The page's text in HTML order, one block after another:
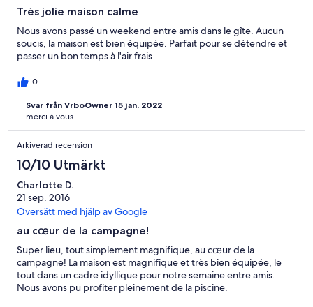
Très jolie maison calme
Nous avons passé un weekend entre amis dans le gîte. Aucun
soucis, la maison est bien équipée. Parfait pour se détendre et
passer un bon temps à l'air frais
0
Svar från VrboOwner 15 jan. 2022
merci à vous
Arkiverad recension
10/10 Utmärkt
Charlotte D.
21 sep. 2016
Översätt med hjälp av Google
au cœur de la campagne!
Super lieu, tout simplement magnifique, au cœur de la
campagne! La maison est magnifique et très bien équipée, le
tout dans un cadre idyllique pour notre semaine entre amis.
Nous avons pu profiter pleinement de la piscine.